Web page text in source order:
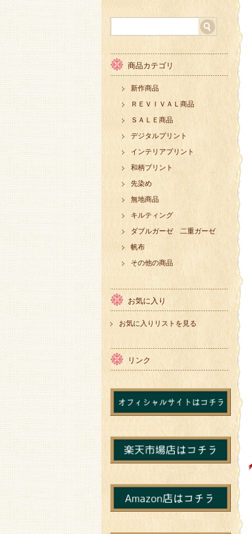
商品カテゴリ
新作商品
ＲＥＶＩＶＡＬ商品
ＳＡＬＥ商品
デジタルプリント
インテリアプリント
和柄プリント
先染め
無地商品
キルティング
ダブルガーゼ 二重ガーゼ
帆布
その他の商品
お気に入り
お気に入りリストを見る
リンク